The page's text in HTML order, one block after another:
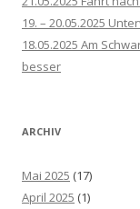
19. – 20.05.2025
18.05.2025 Am
besser
ARCHIV
Mai 2025 (17)
April 2025 (1)